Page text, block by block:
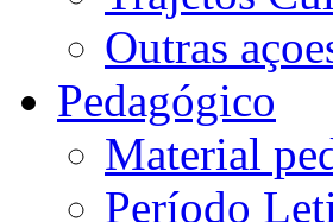
Outras
Pedagógico
Material
Período